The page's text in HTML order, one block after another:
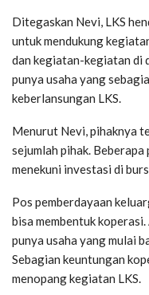
Ditegaskan Nevi, LKS
untuk mendukung
dan kegiatan-kegiatan di
punya usaha yang
keberlansungan LKS.
Menurut Nevi, pihaknya
sejumlah pihak. Beberapa
menekuni investasi di
Pos pemberdayaan
bisa membentuk
punya usaha yang mulai
Sebagian keuntungan
menopang kegiatan LKS.